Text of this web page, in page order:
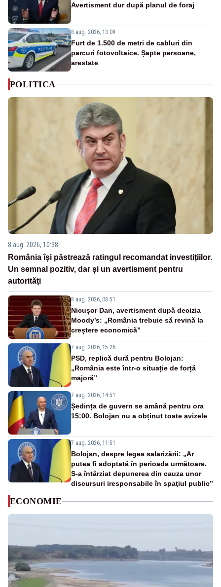
Avertisment dur după planul de foraj
8 aug. 2026, 13:09
Furt de 1.500 de metri de cabluri din
parcuri fotovoltaice. Șapte persoane,
arestate
POLITICA
8 aug. 2026, 10:38
România își păstrează ratingul recomandat investițiilor.
Un semnal pozitiv, dar și un avertisment pentru
autorități
8 aug. 2026, 08:51
Nicușor Dan, avertisment după decizia
Moody’s: „România trebuie să revină la
creștere economică”
7 aug. 2026, 15:26
PSD, replică dură pentru Bolojan:
„România este într-o situație de forță
majoră”
7 aug. 2026, 14:51
Ședința de guvern se amână pentru ora
15:00. Bolojan nu a obținut toate avizele
7 aug. 2026, 11:51
Bolojan, despre legea salarizării: „Ar
putea fi adoptată în perioada următoare.
S-a întârziat depunerea din cauza unor
discursuri iresponsabile în spaţiul public”
ECONOMIE